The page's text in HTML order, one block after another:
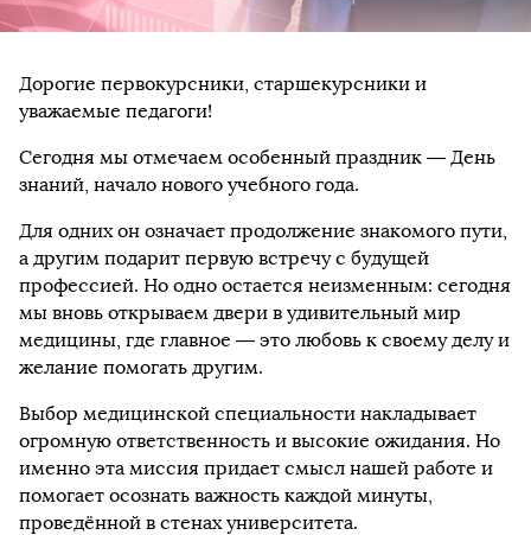
Дорогие первокурсники, старшекурсники и
уважаемые педагоги!
Сегодня мы отмечаем особенный праздник — День
знаний, начало нового учебного года.
Для одних он означает продолжение знакомого пути,
а другим подарит первую встречу с будущей
профессией. Но одно остается неизменным: сегодня
мы вновь открываем двери в удивительный мир
медицины, где главное — это любовь к своему делу и
желание помогать другим.
Выбор медицинской специальности накладывает
огромную ответственность и высокие ожидания. Но
именно эта миссия придает смысл нашей работе и
помогает осознать важность каждой минуты,
проведённой в стенах университета.